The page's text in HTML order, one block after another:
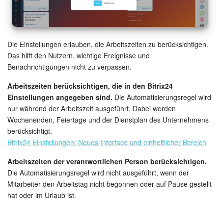
Die Einstellungen erlauben, die Arbeitszeiten zu berücksichtigen.
Das hilft den Nutzern, wichtige Ereignisse und
Benachrichtigungen nicht zu verpassen.
Arbeitszeiten berücksichtigen, die in den Bitrix24
Einstellungen angegeben sind. Die Automatisierungsregel wird
nur während der Arbeitszeit ausgeführt. Dabei werden
Wochenenden, Feiertage und der Dienstplan des Unternehmens
berücksichtigt.
Bitrix24 Einstellungen: Neues Interface und einheitlicher Bereich
Arbeitszeiten der verantwortlichen Person berücksichtigen.
Die Automatisierungsregel wird nicht ausgeführt, wenn der
Mitarbeiter den Arbeitstag nicht begonnen oder auf Pause gestellt
hat oder im Urlaub ist.